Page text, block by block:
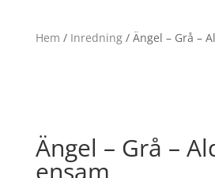
Hem / Inredning/ Ängel – Grå –
Ängel – Grå –
ensam